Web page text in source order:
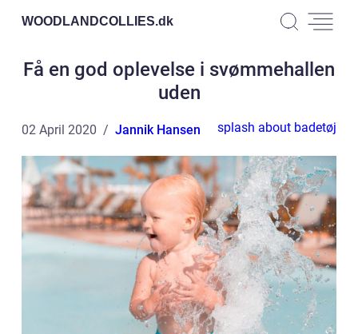
WOODLANDCOLLIES.dk
Få en god oplevelse i svømmehallen
uden
02 April 2020 Jannik Hansen splash about badetøj